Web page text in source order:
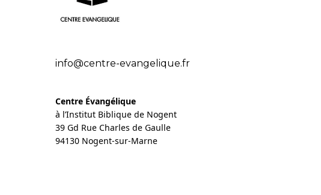
info@centre-evangelique.fr
Centre Évangélique
à l’Institut Biblique de Nogent
39 Gd Rue Charles de Gaulle
94130 Nogent-sur-Marne